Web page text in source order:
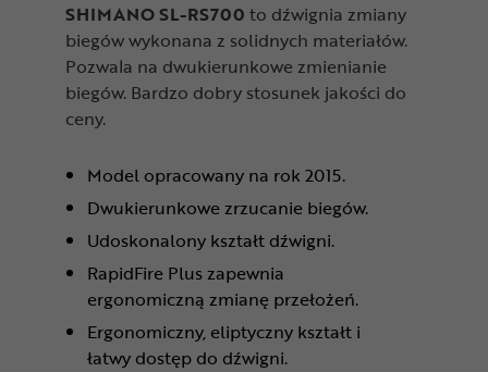
SHIMANO SL-RS700 to dźwignia zmiany
biegów wykonana z solidnych materiałów.
Pozwala na dwukierunkowe zmienianie
biegów. Bardzo dobry stosunek jakości do
ceny.
Model opracowany na rok 2015.
Dwukierunkowe zrzucanie biegów.
Udoskonalony kształt dźwigni.
RapidFire Plus zapewnia
ergonomiczną zmianę przełożeń.
Ergonomiczny, eliptyczny kształt i
łatwy dostęp do dźwigni.